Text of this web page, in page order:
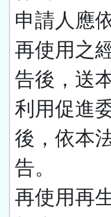
申請人應
再使用之
告後，送
利用促進
後，依本
告。
再使用再